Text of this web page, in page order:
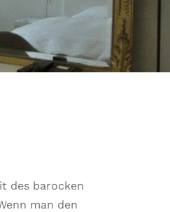
des barocken
man den